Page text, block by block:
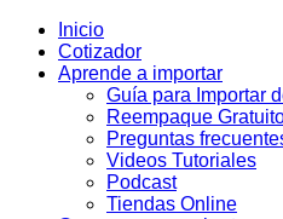
Inicio
Cotizador
Aprende a importar
Guía para Importar
Reempaque
Preguntas
Videos Tutoriales
Podcast
Tiendas Online